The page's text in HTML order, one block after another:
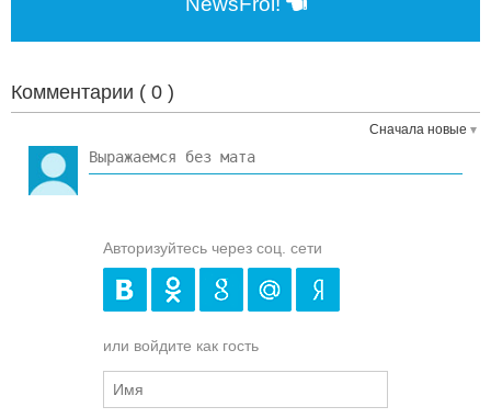
Комментарии ( 0 )
Сначала новые
Авторизуйтесь через соц. сети
или войдите как гость